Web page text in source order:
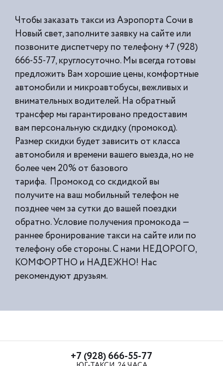
Чтобы заказать такси из Аэропорта Сочи в
Новый свет, заполните заявку на сайте или
позвоните диспетчеру по телефону +7 (928)
666-55-77, круглосуточно. Мы всегда готовы
предложить Вам хорошие цены, комфортные
автомобили и микроавтобусы, вежливых и
внимательных водителей. На обратный
трансфер мы гарантировано предоставим
вам персональную скдидку (промокод).
Размер скидки будет зависить от класса
автомобиля и времени вашего выезда, но не
более чем 20% от базового
тарифа. Промокод со скдидкой вы
получите на ваш мобильный телефон не
позднее чем за сутки до вашей поездки
обратно. Условие получения промокода —
раннее бронирование такси на сайте или по
телефону обе стороны. С нами НЕДОРОГО,
КОМФОРТНО и НАДЕЖНО! Нас
рекомендуют друзьям.
+7 (928) 666-55-77